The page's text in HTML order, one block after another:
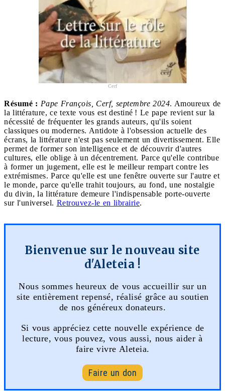
Cerf
Résumé : Pape François, Cerf, septembre 2024. Amoureux de
la littérature, ce texte vous est destiné ! Le pape revient sur la
nécessité de fréquenter les grands auteurs, qu'ils soient
classiques ou modernes. Antidote à l'obsession actuelle des
écrans, la littérature n'est pas seulement un divertissement. Elle
permet de former son intelligence et de découvrir d'autres
cultures, elle oblige à un décentrement. Parce qu'elle contribue
à former un jugement, elle est le meilleur rempart contre les
extrémismes. Parce qu'elle est une fenêtre ouverte sur l'autre et
le monde, parce qu'elle trahit toujours, au fond, une nostalgie
du divin, la littérature demeure l'indispensable porte-ouverte
sur l'universel. Retrouvez-le en librairie.
Bienvenue sur le nouveau site
d'Aleteia !
Nous sommes heureux de vous accueillir sur un
site entièrement repensé, réalisé grâce au soutien
de nos généreux donateurs.
Si vous appréciez cette nouvelle expérience de
lecture, vous pouvez, vous aussi, nous aider à
faire vivre Aleteia.
Faire un don